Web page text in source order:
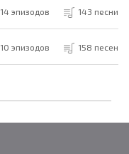
14 эпизодов 143 песни
10 эпизодов 158 песен